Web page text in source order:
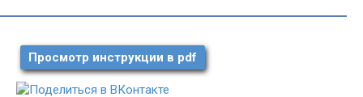
Просмотр инструкции в pdf